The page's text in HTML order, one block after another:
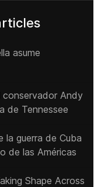
asume
Andy
de Tennessee
la guerra de Cuba
de las Américas
Shape Across